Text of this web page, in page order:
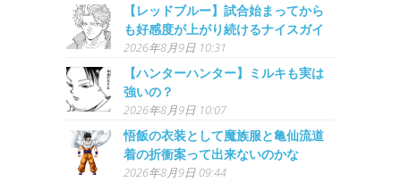
【レッドブルー】試合始まってから
も好感度が上がり続けるナイスガイ
2026年8月9日 10:31
【ハンターハンター】ミルキも実は
強いの？
2026年8月9日 10:07
悟飯の衣装として魔族服と亀仙流道
着の折衝案って出来ないのかな
2026年8月9日 09:44